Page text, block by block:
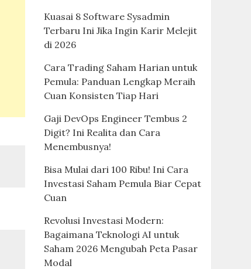
Kuasai 8 Software Sysadmin
Terbaru Ini Jika Ingin Karir Melejit
di 2026
Cara Trading Saham Harian untuk
Pemula: Panduan Lengkap Meraih
Cuan Konsisten Tiap Hari
Gaji DevOps Engineer Tembus 2
Digit? Ini Realita dan Cara
Menembusnya!
Bisa Mulai dari 100 Ribu! Ini Cara
Investasi Saham Pemula Biar Cepat
Cuan
Revolusi Investasi Modern:
Bagaimana Teknologi AI untuk
Saham 2026 Mengubah Peta Pasar
Modal